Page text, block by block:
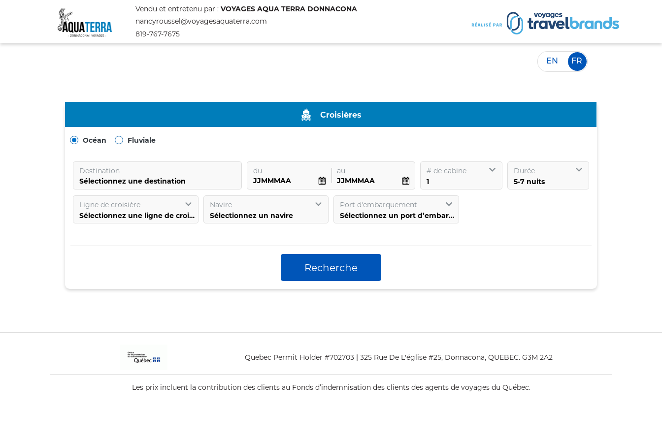
Vendu et entretenu par : VOYAGES AQUA TERRA DONNACONA
nancyroussel@voyagesaquaterra.com
819-767-7675
EN FR
Croisières
Océan Fluviale
Destination
Sélectionnez une destination
du au #de cabine Durée
Ligne de croisière
Sélectionnez une ligne de croisière
Navire
Sélectionnez un navire
Port d'embarquement
Sélectionnez un port d’embarquement
Recherche
Quebec Permit Holder #702703 | 325 Rue De L'église #25, Donnacona, QUEBEC. G3M 2A2
Les prix incluent la contribution des clients au Fonds d’indemnisation des clients des agents de voyages du Québec.